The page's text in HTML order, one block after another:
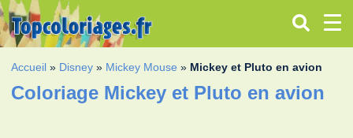
Accueil » Disney » Mickey Mouse » Mickey et Pluto en avion
Coloriage Mickey et Pluto en avion